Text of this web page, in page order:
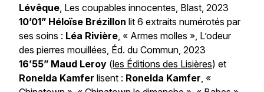
Lévêque, Les coupables innocentes, Blast, 2023
10’01” Héloïse Brézillon lit 6 extraits numérotés par
ses soins : Léa Rivière, « Armes molles », L’odeur
des pierres mouillées, Éd. du Commun, 2023
16’55” Maud Leroy (les Éditions des Lisières) et
Ronelda Kamfer lisent : Ronelda Kamfer, «